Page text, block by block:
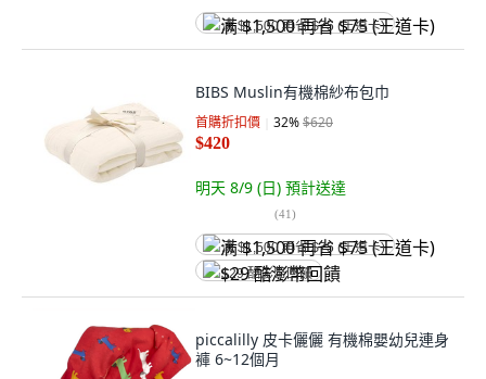
满 $1,500 再省 $75 (王道卡)
BIBS Muslin有機棉紗布包巾
首購折扣價 32%$620
$420
明天 8/9 (日) 預計送達
(41)
满 $1,500 再省 $75 (王道卡)
$29 酷澎幣回饋
piccalilly 皮卡儷儷 有機棉嬰幼兒連身
褲 6~12個月